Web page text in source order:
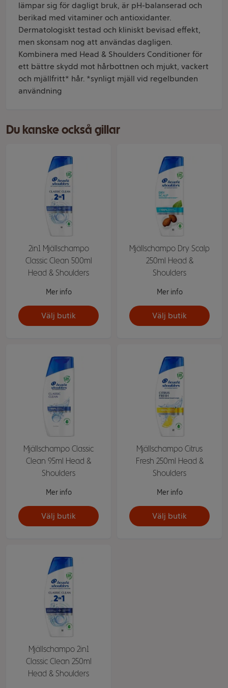
lämpar sig för dagligt bruk, är pH-balanserad och
berikad med vitaminer och antioxidanter.
Dermatologiskt testad och kliniskt bevisad effekt,
men skonsam nog att användas dagligen.
Kombinera med Head & Shoulders Conditioner för
ett bättre skydd mot hårbottnen och mjukt, vackert
och mjällfritt* hår. *synligt mjäll vid regelbunden
användning
Du kanske också gillar
2in1 Mjällschampo
Classic Clean 500ml
Head & Shoulders
Mer info
Välj butik
Mjällschampo Dry Scalp
250ml Head &
Shoulders
Mer info
Välj butik
Mjällschampo Classic
Clean 95ml Head &
Shoulders
Mer info
Välj butik
Mjällschampo Citrus
Fresh 250ml Head &
Shoulders
Mer info
Välj butik
Mjällschampo 2in1
Classic Clean 250ml
Head & Shoulders